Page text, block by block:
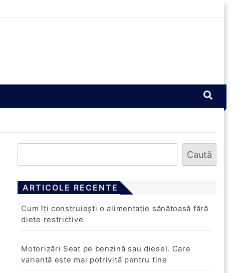
Caută
ARTICOLE RECENTE
Cum îți construiești o alimentație sănătoasă fără
diete restrictive
Motorizări Seat pe benzină sau diesel. Care
variantă este mai potrivită pentru tine